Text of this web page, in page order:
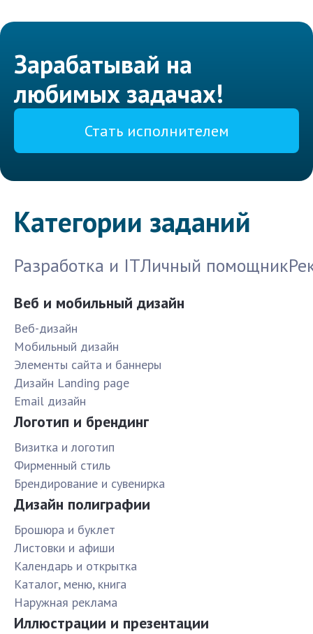
Зарабатывай на
любимых задачах!
Стать исполнителем
Категории заданий
Разработка и ITЛичный помощник
Веб и мобильный дизайн
Веб-дизайн
Мобильный дизайн
Элементы сайта и баннеры
Дизайн Landing page
Email дизайн
Логотип и брендинг
Визитка и логотип
Фирменный стиль
Брендирование и сувенирка
Дизайн полиграфии
Брошюра и буклет
Листовки и афиши
Календарь и открытка
Каталог, меню, книга
Наружная реклама
Иллюстрации и презентации